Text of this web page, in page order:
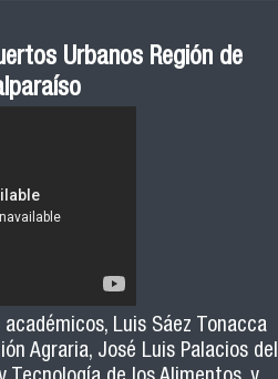
Urbanos Región de
Luis Sáez Tonacca
Agraria, José Luis Palacios del